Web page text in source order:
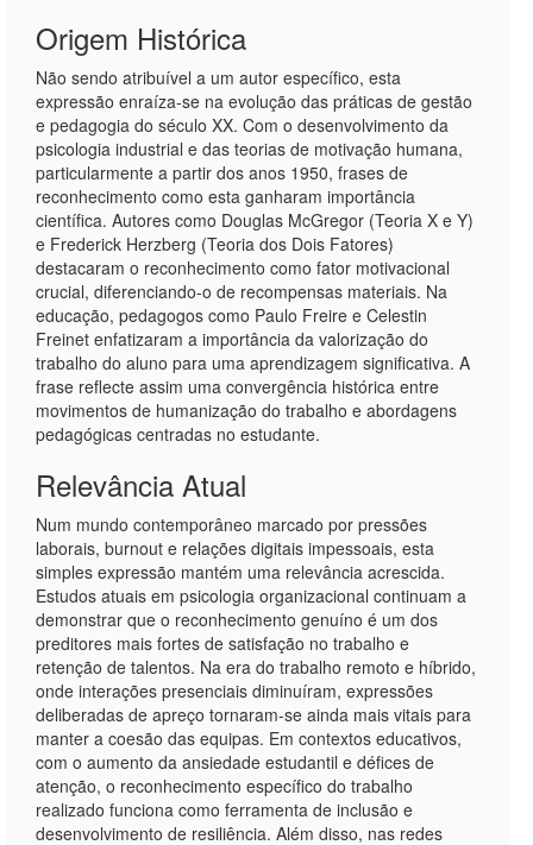
Origem Histórica
Não sendo atribuível a um autor específico, esta
expressão enraíza-se na evolução das práticas de gestão
e pedagogia do século XX. Com o desenvolvimento da
psicologia industrial e das teorias de motivação humana,
particularmente a partir dos anos 1950, frases de
reconhecimento como esta ganharam importância
científica. Autores como Douglas McGregor (Teoria X e Y)
e Frederick Herzberg (Teoria dos Dois Fatores)
destacaram o reconhecimento como fator motivacional
crucial, diferenciando-o de recompensas materiais. Na
educação, pedagogos como Paulo Freire e Celestin
Freinet enfatizaram a importância da valorização do
trabalho do aluno para uma aprendizagem significativa. A
frase reflecte assim uma convergência histórica entre
movimentos de humanização do trabalho e abordagens
pedagógicas centradas no estudante.
Relevância Atual
Num mundo contemporâneo marcado por pressões
laborais, burnout e relações digitais impessoais, esta
simples expressão mantém uma relevância acrescida.
Estudos atuais em psicologia organizacional continuam a
demonstrar que o reconhecimento genuíno é um dos
preditores mais fortes de satisfação no trabalho e
retenção de talentos. Na era do trabalho remoto e híbrido,
onde interações presenciais diminuíram, expressões
deliberadas de apreço tornaram-se ainda mais vitais para
manter a coesão das equipas. Em contextos educativos,
com o aumento da ansiedade estudantil e défices de
atenção, o reconhecimento específico do trabalho
realizado funciona como ferramenta de inclusão e
desenvolvimento de resiliência. Além disso, nas redes